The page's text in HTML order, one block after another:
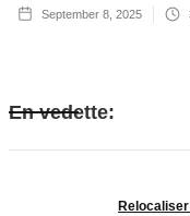
September 8, 2025
En vedette:
Relocaliser